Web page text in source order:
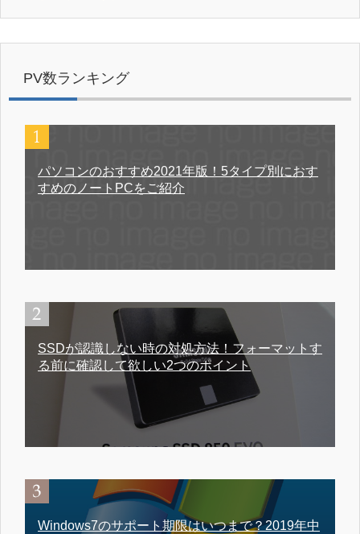
PV数ランキング
パソコンのおすすめ2021年版！5タイプ別におす
すめのノートPCをご紹介
SSDが認識しない時の対処方法！フォーマットす
る前に確認して欲しい2つのポイント
Windows7のサポート期限はいつまで？2019年中